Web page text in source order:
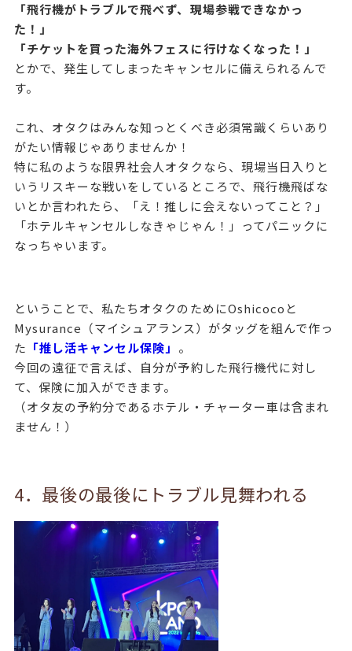
「飛行機がトラブルで飛べず、現場参戦できなかっ
た！」
「チケットを買った海外フェスに行けなくなった！」
とかで、発生してしまったキャンセルに備えられるんで
す。
これ、オタクはみんな知っとくべき必須常識くらいあり
がたい情報じゃありませんか！
特に私のような限界社会人オタクなら、現場当日入りと
いうリスキーな戦いをしているところで、飛行機飛ばな
いとか言われたら、「え！推しに会えないってこと？」
「ホテルキャンセルしなきゃじゃん！」ってパニックに
なっちゃいます。
ということで、私たちオタクのためにOshicocoと
Mysurance（マイシュアランス）がタッグを組んで作っ
た 「推し活キャンセル保険」 。
今回の遠征で言えば、自分が予約した飛行機代に対し
て、保険に加入ができます。
（オタ友の予約分であるホテル・チャーター車は含まれ
ません！）
4．最後の最後にトラブル見舞われる